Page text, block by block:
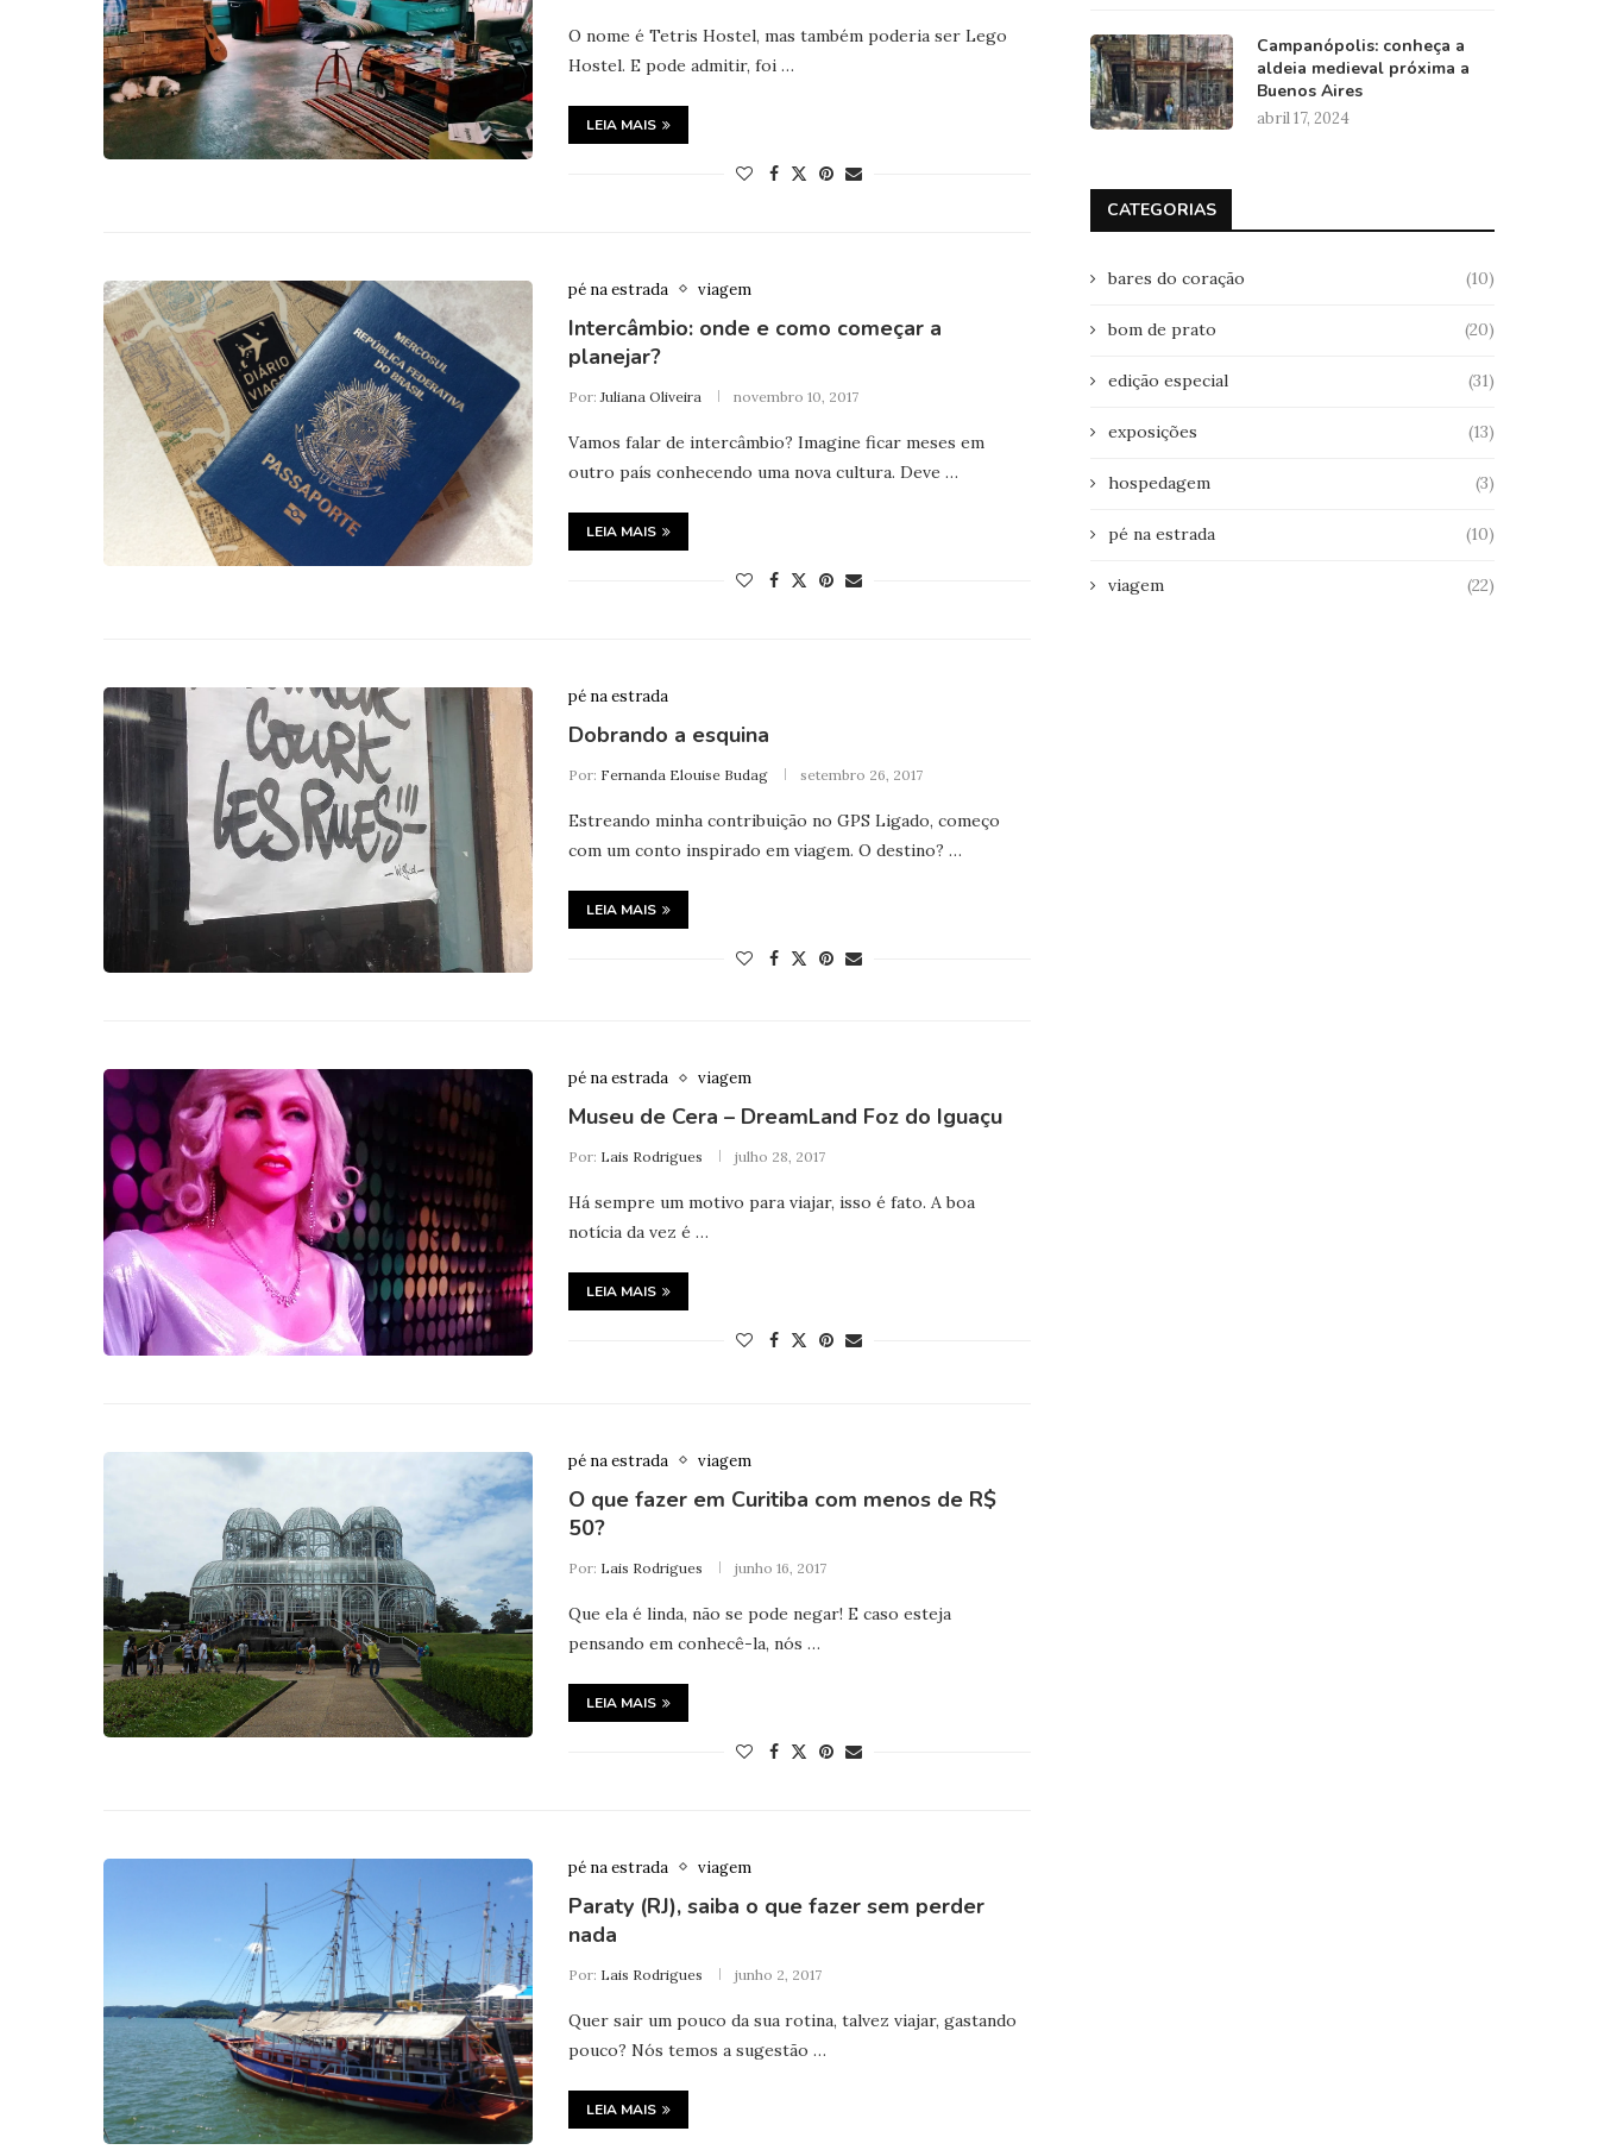
O nome é Tetris Hostel, mas também poderia ser Lego
Hostel. E pode admitir, foi …
LEIA MAIS
pé na estrada viagem
Intercâmbio: onde e como começar a
planejar?
Por: Juliana Oliveira novembro 10, 2017
Vamos falar de intercâmbio? Imagine ficar meses em
outro país conhecendo uma nova cultura. Deve …
LEIA MAIS
pé na estrada
Dobrando a esquina
Por: Fernanda Elouise Budag setembro 26, 2017
Estreando minha contribuição no GPS Ligado, começo
com um conto inspirado em viagem. O destino? …
LEIA MAIS
pé na estrada viagem
Museu de Cera – DreamLand Foz do Iguaçu
Por: Lais Rodrigues julho 28, 2017
Há sempre um motivo para viajar, isso é fato. A boa
notícia da vez é …
LEIA MAIS
pé na estrada viagem
O que fazer em Curitiba com menos de R$
50?
Por: Lais Rodrigues junho 16, 2017
Que ela é linda, não se pode negar! E caso esteja
pensando em conhecê-la, nós …
LEIA MAIS
pé na estrada viagem
Paraty (RJ), saiba o que fazer sem perder
nada
Por: Lais Rodrigues junho 2, 2017
Quer sair um pouco da sua rotina, talvez viajar, gastando
pouco? Nós temos a sugestão …
LEIA MAIS
Campanópolis: conheça a
aldeia medieval próxima a
Buenos Aires
abril 17, 2024
CATEGORIAS
bares do coração (10)
bom de prato (20)
edição especial (31)
exposições (13)
hospedagem (3)
pé na estrada (10)
viagem (22)